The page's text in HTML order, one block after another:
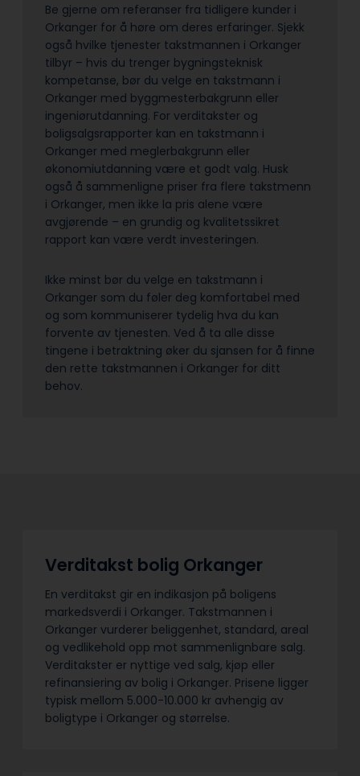
Be gjerne om referanser fra tidligere kunder i
Orkanger for å høre om deres erfaringer. Sjekk
også hvilke tjenester takstmannen i Orkanger
tilbyr – hvis du trenger bygningsteknisk
kompetanse, bør du velge en takstmann i
Orkanger med byggmesterbakgrunn eller
ingeniørutdanning. For verditakster og
boligsalgsrapporter kan en takstmann i
Orkanger med meglerbakgrunn eller
økonomiutdanning være et godt valg. Husk
også å sammenligne priser fra flere takstmenn
i Orkanger, men ikke la pris alene være
avgjørende – en grundig og kvalitetssikret
rapport kan være verdt investeringen.
Ikke minst bør du velge en takstmann i
Orkanger som du føler deg komfortabel med
og som kommuniserer tydelig hva du kan
forvente av tjenesten. Ved å ta alle disse
tingene i betraktning øker du sjansen for å finne
den rette takstmannen i Orkanger for ditt
behov.
Verditakst bolig Orkanger
En verditakst gir en indikasjon på boligens
markedsverdi i Orkanger. Takstmannen i
Orkanger vurderer beliggenhet, standard, areal
og vedlikehold opp mot sammenlignbare salg.
Verditakster er nyttige ved salg, kjøp eller
refinansiering av bolig i Orkanger. Prisene ligger
typisk mellom 5.000-10.000 kr avhengig av
boligtype i Orkanger og størrelse.